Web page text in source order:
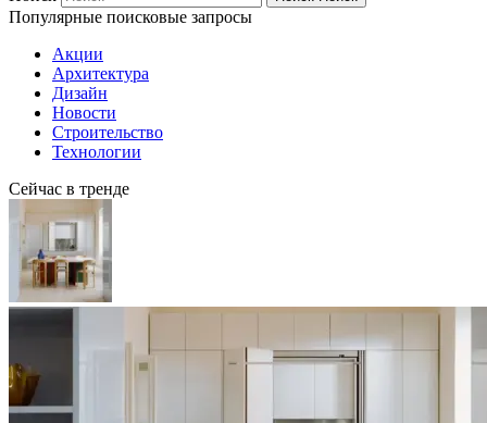
Популярные поисковые запросы
Акции
Архитектура
Дизайн
Новости
Строительство
Технологии
Сейчас в тренде